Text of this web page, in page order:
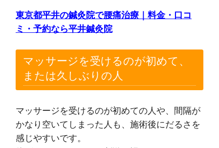
東京都平井の鍼灸院で腰痛治療｜料金・口コ
ミ・予約なら平井鍼灸院
マッサージを受けるのが初めて、
または久しぶりの人
マッサージを受けるのが初めての人や、間隔が
かなり空いてしまった人も、施術後にだるさを
感じやすいです。